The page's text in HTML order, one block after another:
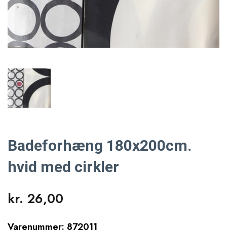
Badeforhæng 180x200cm.
hvid med cirkler
kr. 26,00
Varenummer: 872011